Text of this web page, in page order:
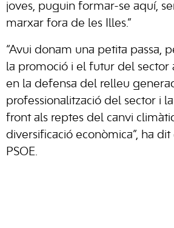
joves, puguin formar-se aquí,
marxar fora de les Illes.”
“Avui donam una petita passa,
la promoció i el futur del sector
en la defensa del relleu
professionalització del sector i
front als reptes del canvi
diversificació econòmica”, ha
PSOE.